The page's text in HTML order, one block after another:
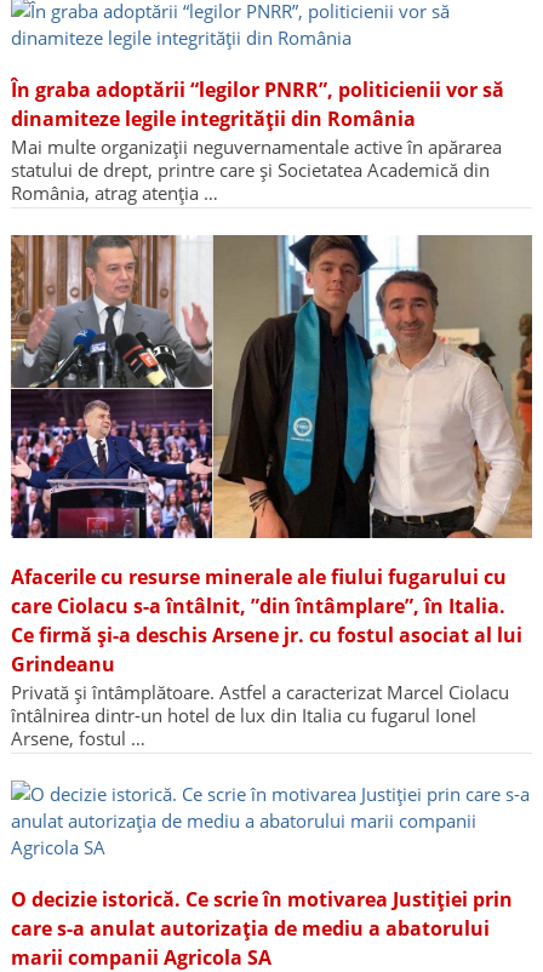
În graba adoptării “legilor PNRR”, politicienii vor să
dinamiteze legile integrității din România
Mai multe organizații neguvernamentale active în apărarea
statului de drept, printre care și Societatea Academică din
România, atrag atenția …
Afacerile cu resurse minerale ale fiului fugarului cu
care Ciolacu s-a întâlnit, ”din întâmplare”, în Italia.
Ce firmă și-a deschis Arsene jr. cu fostul asociat al lui
Grindeanu
Privată și întâmplătoare. Astfel a caracterizat Marcel Ciolacu
întâlnirea dintr-un hotel de lux din Italia cu fugarul Ionel
Arsene, fostul …
O decizie istorică. Ce scrie în motivarea Justiției prin
care s-a anulat autorizația de mediu a abatorului
marii companii Agricola SA